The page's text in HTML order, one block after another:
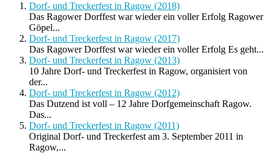
Dorf- und Treckerfest in Ragow (2018)
Das Ragower Dorffest war wieder ein voller Erfolg Ragower
Göpel...
Dorf- und Treckerfest in Ragow (2017)
Das Ragower Dorffest war wieder ein voller Erfolg Es geht...
Dorf- und Treckerfest in Ragow (2013)
10 Jahre Dorf- und Treckerfest in Ragow, organisiert von
der...
Dorf- und Treckerfest in Ragow (2012)
Das Dutzend ist voll – 12 Jahre Dorfgemeinschaft Ragow.
Das...
Dorf- und Treckerfest in Ragow (2011)
Original Dorf- und Treckerfest am 3. September 2011 in
Ragow,...